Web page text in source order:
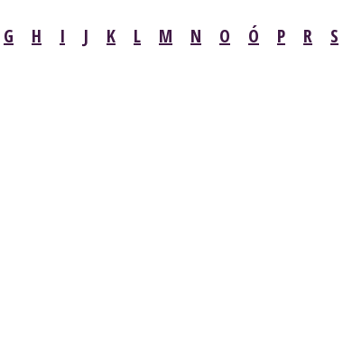
G H I J K L M N O Ó P R S